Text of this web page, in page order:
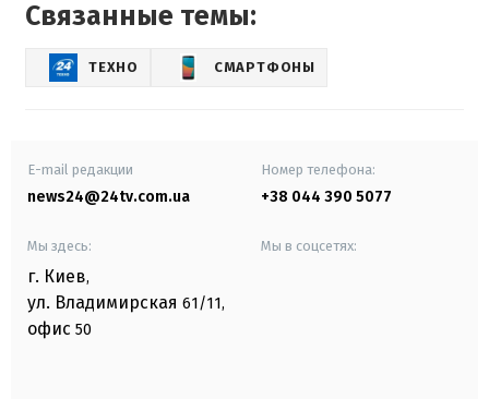
Связанные темы:
ТЕХНО СМАРТФОНЫ
E-mail редакции
news24@24tv.com.ua
Номер телефона:
+38 044 390 5077
Мы здесь:
г. Киев,
ул. Владимирская 61/11,
офис 50
Мы в соцсетях: